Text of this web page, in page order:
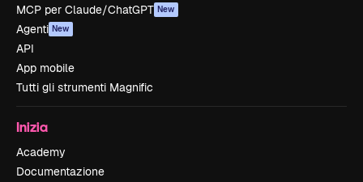
MCP per Claude/ChatGPT New
Agenti New
API
App mobile
Tutti gli strumenti Magnific
Inizia
Academy
Documentazione